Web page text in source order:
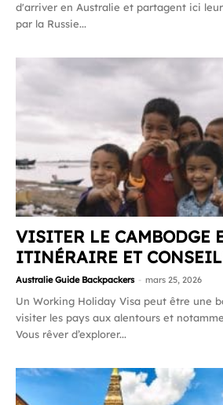
d'arriver en Australie et partagent ici
par la Russie...
VISITER LE CAMBODGE
ITINÉRAIRE ET
Australie Guide Backpackers - mars 25, 2026
Un Working Holiday Visa peut être une
visiter les pays aux alentours et
Vous rêver d’explorer...